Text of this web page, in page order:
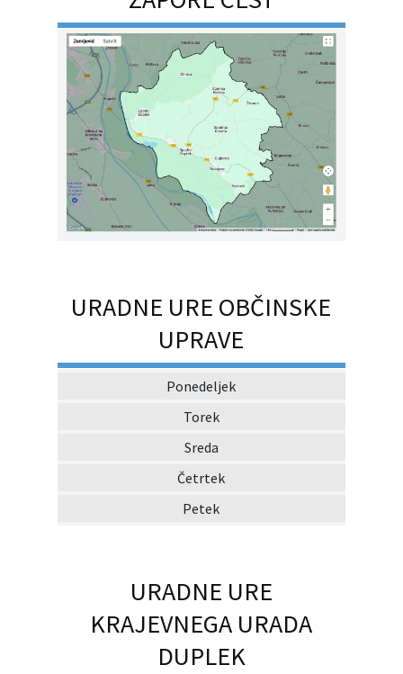
URADNE URE OBČINSKE
UPRAVE
Ponedeljek
Torek
Sreda
Četrtek
Petek
URADNE URE
KRAJEVNEGA URADA
DUPLEK